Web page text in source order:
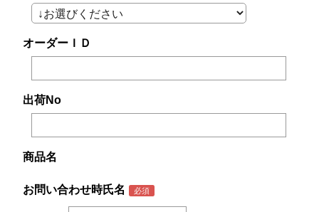
オーダーＩＤ
出荷No
商品名
お問い合わせ時氏名